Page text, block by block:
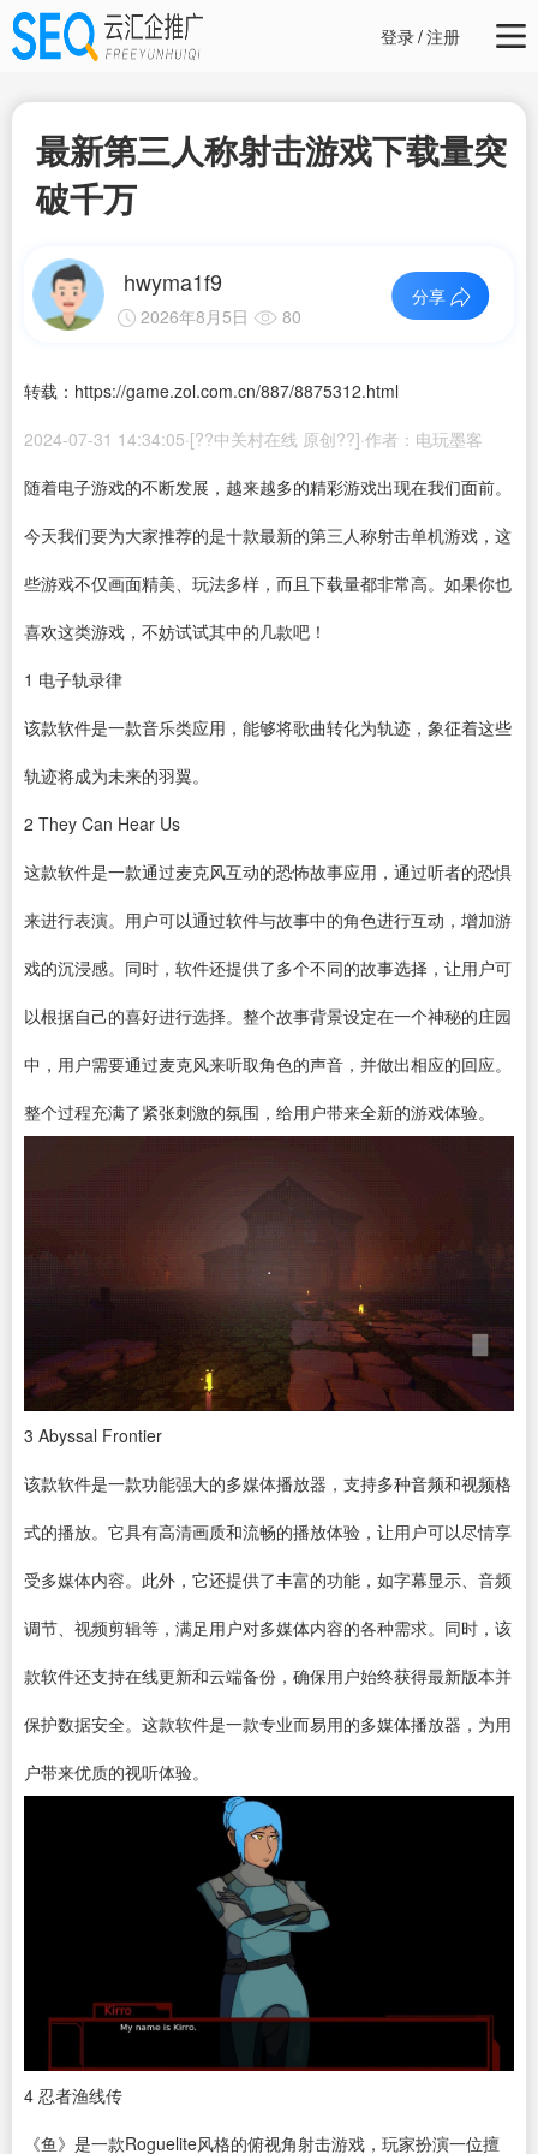
登录/注册
最新第三人称射击游戏下载量突
破千万
hwyma1f9
2026年8月5日 80
分享
转载：https://game.zol.com.cn/887/8875312.html
2024-07-31 14:34:05·[??中关村在线 原创??]·作者：电玩墨客
随着电子游戏的不断发展，越来越多的精彩游戏出现在我们面前。
今天我们要为大家推荐的是十款最新的第三人称射击单机游戏，这
些游戏不仅画面精美、玩法多样，而且下载量都非常高。如果你也
喜欢这类游戏，不妨试试其中的几款吧！
1 电子轨录律
该款软件是一款音乐类应用，能够将歌曲转化为轨迹，象征着这些
轨迹将成为未来的羽翼。
2 They Can Hear Us
这款软件是一款通过麦克风互动的恐怖故事应用，通过听者的恐惧
来进行表演。用户可以通过软件与故事中的角色进行互动，增加游
戏的沉浸感。同时，软件还提供了多个不同的故事选择，让用户可
以根据自己的喜好进行选择。整个故事背景设定在一个神秘的庄园
中，用户需要通过麦克风来听取角色的声音，并做出相应的回应。
整个过程充满了紧张刺激的氛围，给用户带来全新的游戏体验。
3 Abyssal Frontier
该款软件是一款功能强大的多媒体播放器 ，支持多种音频和视频格
式的播放。它具有高清画质和流畅的播放体验，让用户可以尽情享
受多媒体内容。此外，它还提供了丰富的功能，如字幕显示、音频
调节、 视频剪辑等，满足用户对多媒体内容的各种需求。同时，该
款软件还支持在线更新和云端备份，确保用户始终获得最新版本并
保护数据安全。这款软件是一款专业而易用的多媒体播放器，为用
户带来优质的视听体验。
4 忍者渔线传
《鱼》是一款Roguelite风格的俯视角射击游戏，玩家扮演一位擅